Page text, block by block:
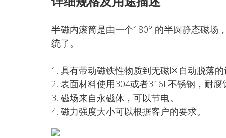
半磁内滚筒是由一个180° 的半圆静态磁场
统了。
1. 具有带动磁铁性物质到无磁区自动脱落
2. 表面材料使用304或者316L不锈钢，耐
3. 磁场来自永磁体，可以节电。
4. 磁力强度大小可以根据客户的要求。